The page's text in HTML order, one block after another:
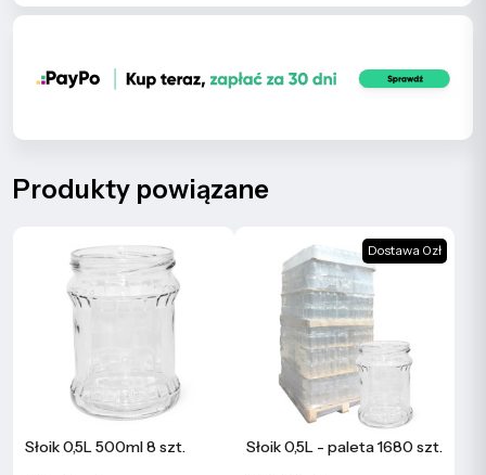
Produkty powiązane
Słoik 0,5L 500ml 8 szt.
Dostawa 0zł
Słoik 0,5L - paleta 1680 szt.